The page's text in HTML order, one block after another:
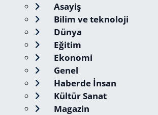
Asayiş
Bilim ve teknoloji
Dünya
Eğitim
Ekonomi
Genel
Haberde İnsan
Kültür Sanat
Magazin